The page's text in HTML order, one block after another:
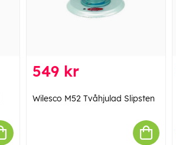
549 kr
Wilesco M52 Tvåhjulad Slipsten